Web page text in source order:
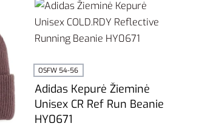
OSFW 54-56
Adidas Kepurė Žieminė
Unisex CR Ref Run Beanie
HY0671